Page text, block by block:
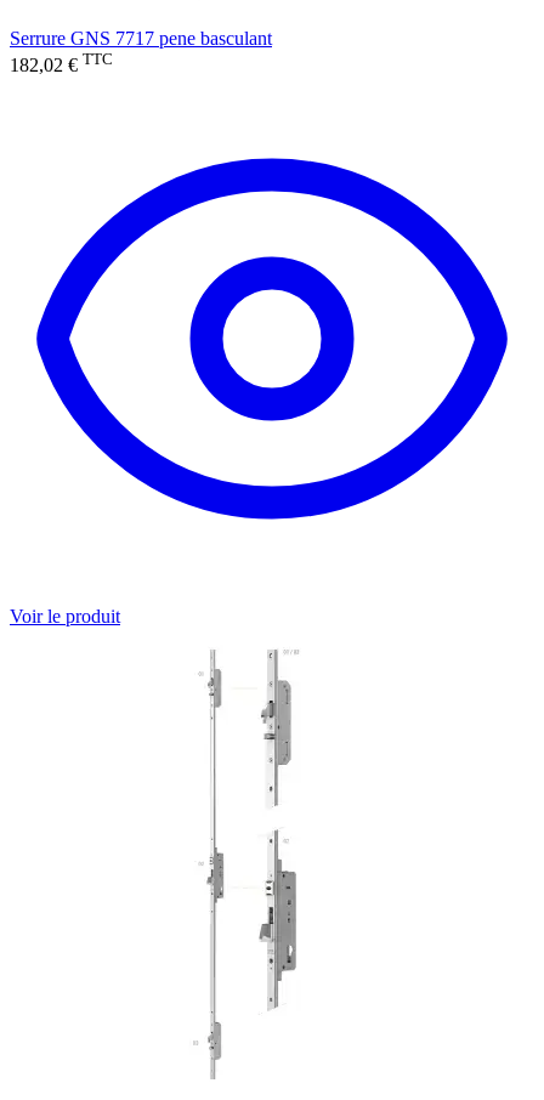
Serrure GNS 7717 pene basculant
182,02 € TTC
Voir le produit